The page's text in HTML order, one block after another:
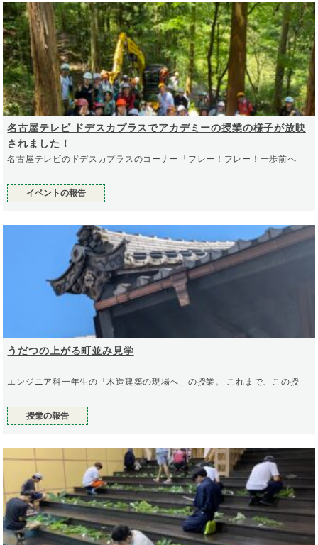
名古屋テレビ ドデスカプラスでアカデミーの授業の様子が放映
されました！
名古屋テレビのドデスカプラスのコーナー「フレー！フレー！一歩前へ
イベントの報告
うだつの上がる町並み見学
エンジニア科一年生の「木造建築の現場へ」の授業。 これまで、この授
授業の報告